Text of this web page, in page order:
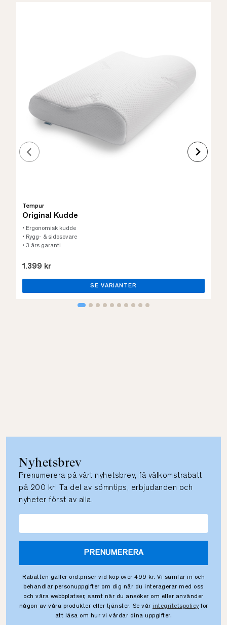
Tempur
Original Kudde
• Ergonomisk kudde
• Rygg- & sidosovare
• 3 års garanti
1.399 kr
SE VARIANTER
Nyhetsbrev
Prenumerera på vårt nyhetsbrev, få välkomstrabatt
på 200 kr! Ta del av sömntips, erbjudanden och
nyheter först av alla.
PRENUMERERA
Rabatten gäller ord.priser vid köp över 499 kr. Vi samlar in och
behandlar personuppgifter om dig när du interagerar med oss
och våra webbplatser, samt när du ansöker om eller använder
någon av våra produkter eller tjänster. Se vår integritetspolicy för
att läsa om hur vi vårdar dina uppgifter.